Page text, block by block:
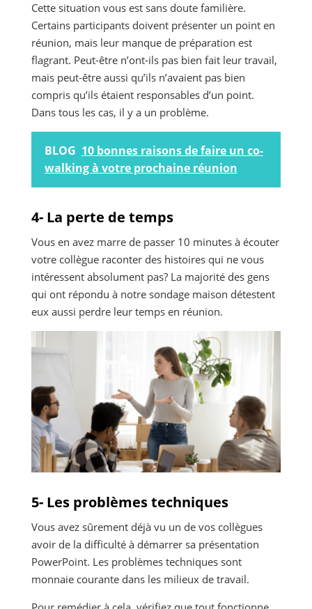
Cette situation vous est sans doute familière.
Certains participants doivent présenter un point en
réunion, mais leur manque de préparation est
flagrant. Peut-être n’ont-ils pas bien fait leur travail,
mais peut-être aussi qu’ils n’avaient pas bien
compris qu’ils étaient responsables d’un point.
Dans tous les cas, il y a un problème.
BLOG 10 bonnes raisons de faire un co-
walking à votre prochaine réunion
4- La perte de temps
Vous en avez marre de passer 10 minutes à écouter
votre collègue raconter des histoires qui ne vous
intéressent absolument pas? La majorité des gens
qui ont répondu à notre sondage maison détestent
eux aussi perdre leur temps en réunion.
5- Les problèmes techniques
Vous avez sûrement déjà vu un de vos collègues
avoir de la difficulté à démarrer sa présentation
PowerPoint. Les problèmes techniques sont
monnaie courante dans les milieux de travail.